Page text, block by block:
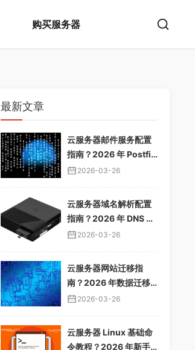
购买服务器
最新文章
云服务器邮件服务配置
指南？2026 年 Postfix
邮件服务器教程，企业
2026-03-26
云服务器域名解析配置
指南？2026 年 DNS 解
析教程，域名绑定服务
2026-03-26
云服务器网站迁移指
南？2026 年数据迁移
教程，无缝切换服务器
2026-03-26
云服务器 Linux 基础命
令教程？2026 年新手